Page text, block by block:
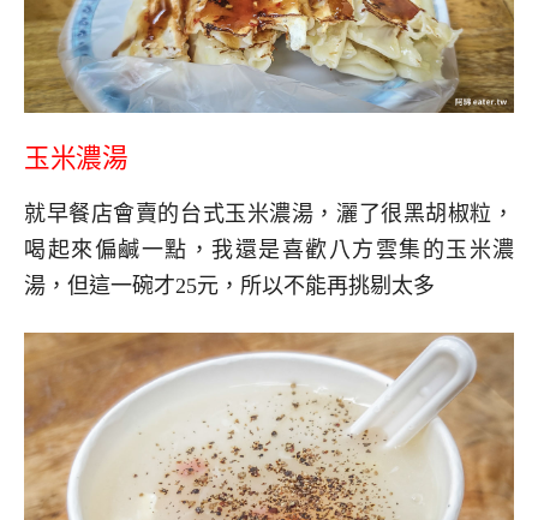
玉米濃湯
就早餐店會賣的台式玉米濃湯，灑了很黑胡椒粒，
喝起來偏鹹一點，我還是喜歡八方雲集的玉米濃
湯，但這一碗才25元，所以不能再挑剔太多